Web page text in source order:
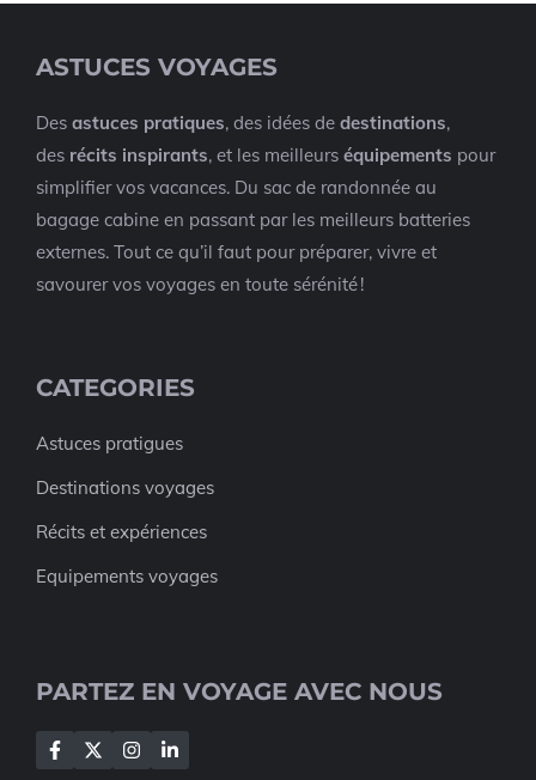
ASTUCES VOYAGES
Des astuces pratiques, des idées de destinations,
des récits inspirants, et les meilleurs équipements pour
simplifier vos vacances. Du sac de randonnée au
bagage cabine en passant par les meilleurs batteries
externes. Tout ce qu’il faut pour préparer, vivre et
savourer vos voyages en toute sérénité !
CATEGORIES
Astuces pratigues
Destinations voyages
Récits et expériences
Equipements voyages
PARTEZ EN VOYAGE AVEC NOUS